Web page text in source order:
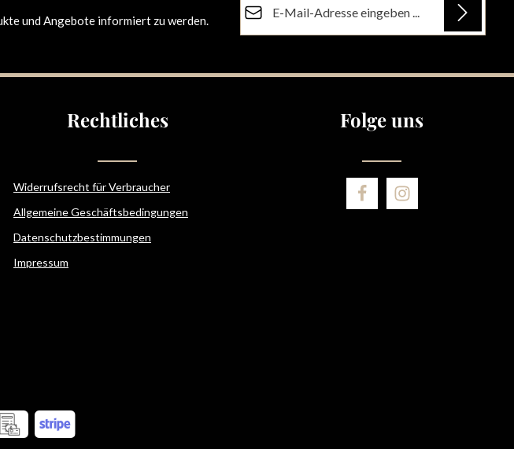
und Angebote informiert zu werden.
Ich habe dieDatenschutzbestimmungenzur
Pflichtfelder.
Rechtliches
Widerrufsrecht für Verbraucher
Allgemeine Geschäftsbedingungen
Datenschutzbestimmungen
Impressum
Folge uns